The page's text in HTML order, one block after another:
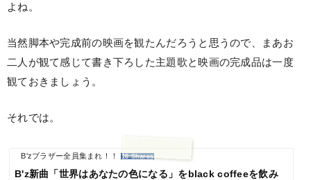
よね。
当然脚本や完成前の映画を観たんだろうと思うので、まあお
二人が観て感じて書き下ろした主題歌と映画の完成品は一度
観ておきましょう。
それでは。
B'zブラザー全員集まれ！！ 16 Shares
B'z新曲「世界はあなたの色になる」をblack coffeeを飲み